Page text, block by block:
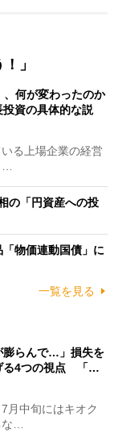
」
何が変わったのか
資の具体的な説
る上場企業の経営
の「円資産への投
物価連動国債」に
一覧を見る
膨らんで…」損失を
る4つの視点 「…
月中旬にはキオク
…